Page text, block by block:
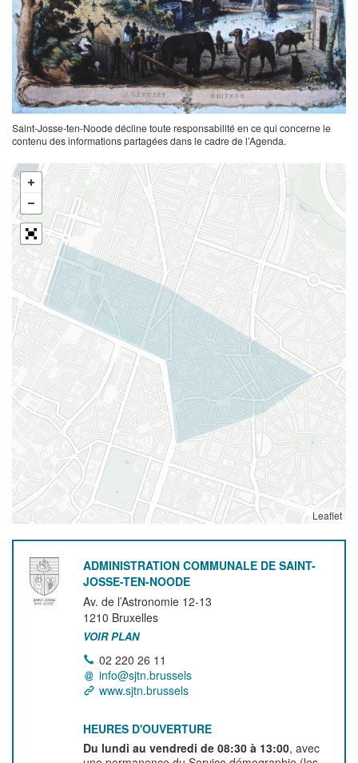
Saint-Josse-ten-Noode décline toute responsabilité en ce qui concerne le
contenu des informations partagées dans le cadre de l’Agenda.
Leaflet
ADMINISTRATION COMMUNALE DE SAINT-
JOSSE-TEN-NOODE
Av. de l’Astronomie 12-13
1210 Bruxelles
VOIR PLAN
02 220 26 11
info@sjtn.brussels
www.sjtn.brussels
HEURES D'OUVERTURE
Du lundi au vendredi de 08:30 à 13:00, avec